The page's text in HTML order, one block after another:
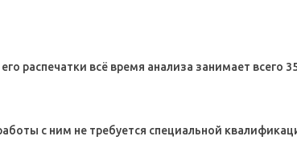
распечатки всё время анализа занимает всего
с ним не требуется специальной